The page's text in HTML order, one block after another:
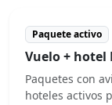
Paquete activo
Vuelo + hotel
Paquetes con
hoteles activos